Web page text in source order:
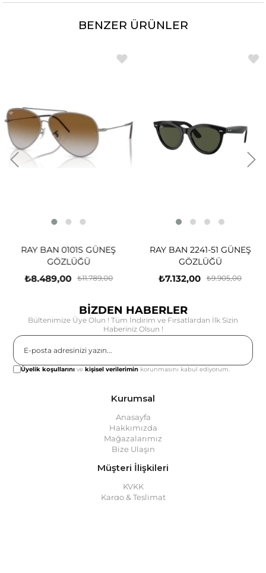
BENZER ÜRÜNLER
RAY BAN 0101S GÜNEŞ
GÖZLÜĞÜ
₺8.489,00 ₺11.789,00
RAY BAN 2241-51 GÜNEŞ
GÖZLÜĞÜ
₺7.132,00 ₺9.905,00
BİZDEN HABERLER
Bültenimize Üye Olun ! Tüm İndirim ve Fırsatlardan İlk Sizin
Haberiniz Olsun !
Üyelik koşullarını vekişisel verilerimin korunmasını kabul ediyorum.
Kurumsal
Anasayfa
Hakkımızda
Mağazalarımız
Bize Ulaşın
Müşteri İlişkileri
KVKK
Kargo & Teslimat